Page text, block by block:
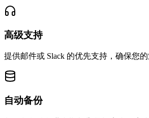
高级支持
提供邮件或 Slack 的优先支持，确保您的
自动备份